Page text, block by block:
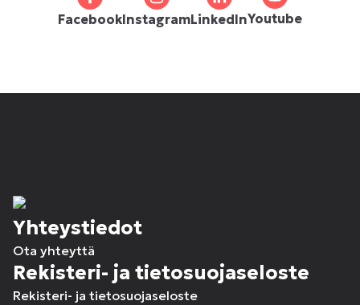
FacebookInstagramLinkedInYoutube
Yhteystiedot
Ota yhteyttä
Rekisteri- ja tietosuojaseloste
Rekisteri- ja tietosuojaseloste